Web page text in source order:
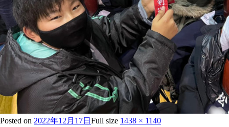
Posted on 2022年12月17日 Full size 1438 × 1140